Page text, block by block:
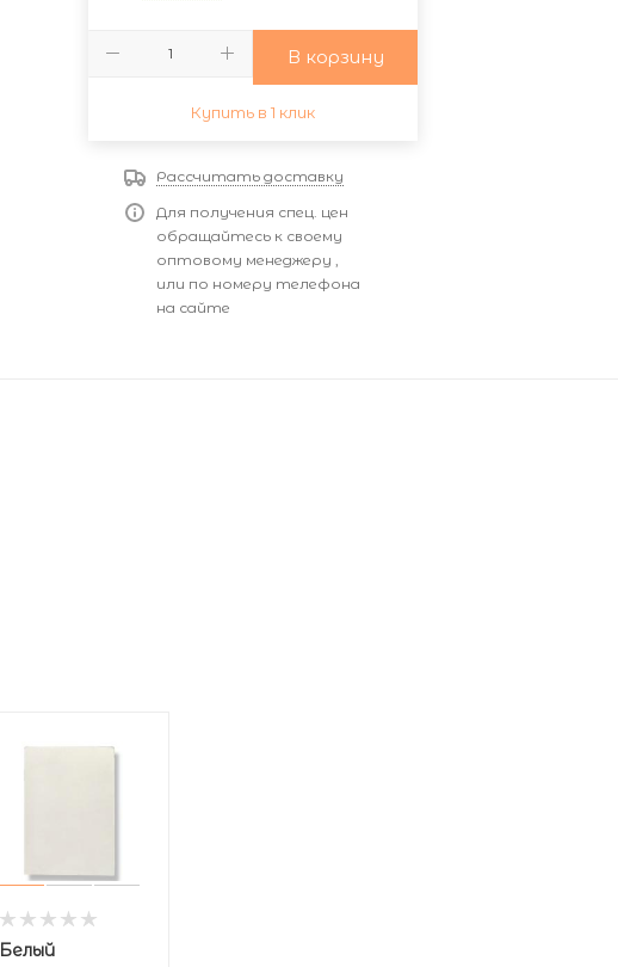
В корзину
Купить в 1 клик
Рассчитать доставку
Для получения спец. цен
обращайтесь к своему
оптовому менеджеру ,
или по номеру телефона
на сайте
Белый